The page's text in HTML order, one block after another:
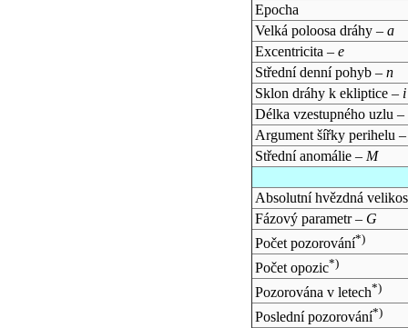
Epocha
Velká poloosa dráhy – a
Excentricita – e
Střední denní pohyb – n
Sklon dráhy k ekliptice – i
Délka vzestupného uzlu –
Argument šířky perihelu
Střední anomálie – M
Absolutní hvězdná
Fázový parametr – G
Počet pozorování*)
Počet opozic*)
Pozorována v letech*)
Poslední pozorování*)